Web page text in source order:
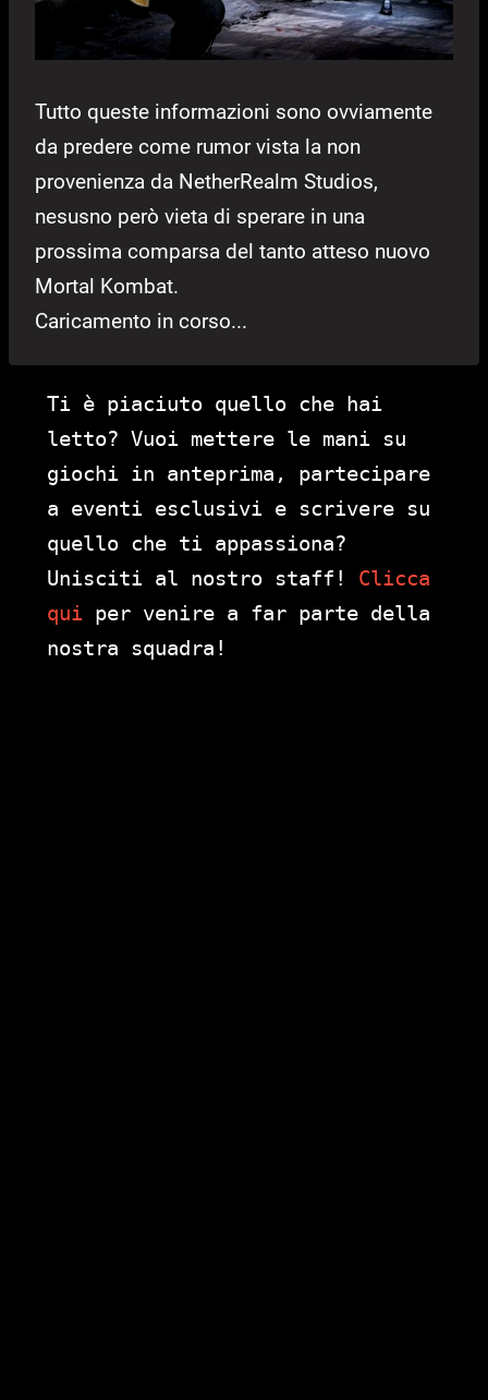
Tutto queste informazioni sono ovviamente
da predere come rumor vista la non
provenienza da NetherRealm Studios,
nesusno però vieta di sperare in una
prossima comparsa del tanto atteso nuovo
Mortal Kombat.
Caricamento in corso...
Ti è piaciuto quello che hai
letto? Vuoi mettere le mani su
giochi in anteprima, partecipare
a eventi esclusivi e scrivere su
quello che ti appassiona?
Unisciti al nostro staff! Clicca
qui per venire a far parte della
nostra squadra!